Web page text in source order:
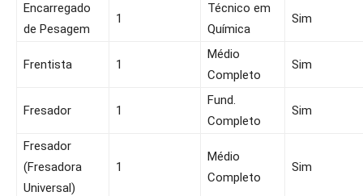
Encarregado
de Pesagem
1
Técnico em
Química
Sim
Frentista 1
Médio
Completo
Sim
Fresador 1
Fund.
Completo
Sim
Fresador
(Fresadora
Universal)
1
Médio
Completo
Sim